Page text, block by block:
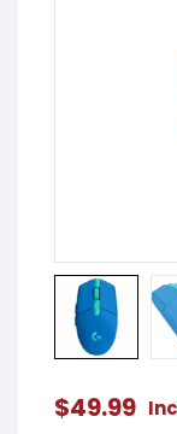
$49.99